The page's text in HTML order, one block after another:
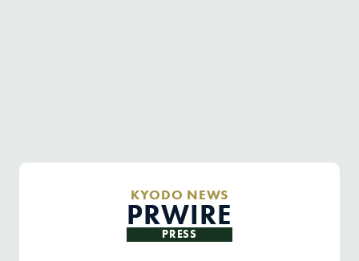
KYODO NEWS
PRWIRE
PRESS